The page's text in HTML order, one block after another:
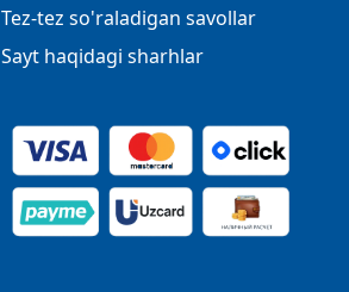
Tez-tez so'raladigan savollar
Sayt haqidagi sharhlar